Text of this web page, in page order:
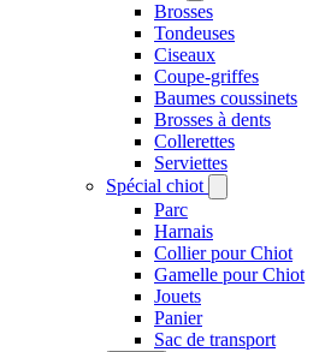
Brosses
Tondeuses
Ciseaux
Coupe-griffes
Baumes coussinets
Brosses à dents
Collerettes
Serviettes
Spécial chiot
Parc
Harnais
Collier pour Chiot
Gamelle pour Chiot
Jouets
Panier
Sac de transport